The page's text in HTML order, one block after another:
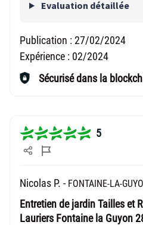
Evaluation détaillée
Publication : 27/02/2024
Expérience : 02/2024
Sécurisé dans la
5
Nicolas P. - FONTAINE-LA-
Entretien de jardin Tailles et
Lauriers Fontaine la Guyon